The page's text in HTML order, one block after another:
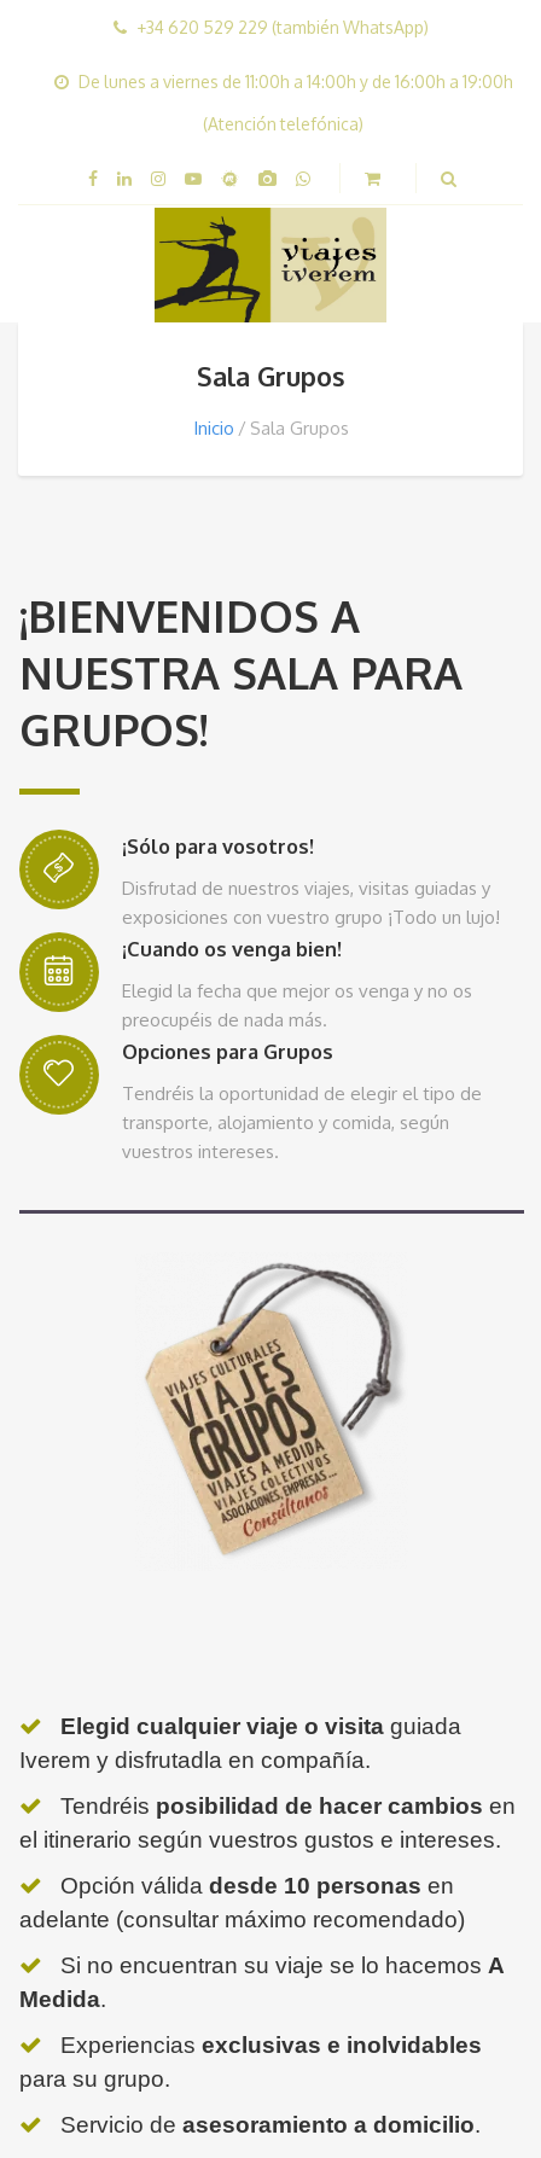
+34 620 529 229 (también WhatsApp)
De lunes a viernes de 11:00h a 14:00h y de 16:00h a 19:00h
(Atención telefónica)
Sala Grupos
Inicio Sala Grupos
¡BIENVENIDOS A
NUESTRA SALA PARA
GRUPOS!
¡Sólo para vosotros!
Disfrutad de nuestros viajes, visitas guiadas y
exposiciones con vuestro grupo ¡Todo un lujo!
¡Cuando os venga bien!
Elegid la fecha que mejor os venga y no os
preocupéis de nada más.
Opciones para Grupos
Tendréis la oportunidad de elegir el tipo de
transporte, alojamiento y comida, según
vuestros intereses.
Elegid cualquier viaje o visitaguiada
Iverem y disfrutadla en compañía.
Tendréis posibilidad de hacer cambios en
el itinerario según vuestros gustos e intereses.
Opción válida desde 10 personas en
adelante (consultar máximo recomendado)
Si no encuentran su viaje se lo hacemos A
Medida.
Experiencias exclusivas e inolvidables
para su grupo.
Servicio de asesoramiento a domicilio.